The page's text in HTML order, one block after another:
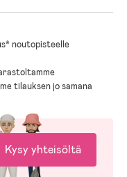
noutopisteelle
tilauksen jo samana
Kysy yhteisöltä